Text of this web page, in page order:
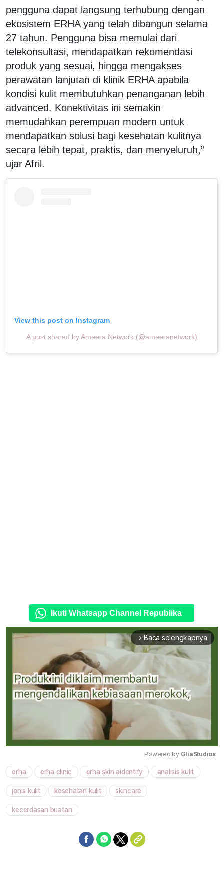
pengguna dapat langsung terhubung dengan
ekosistem ERHA yang telah dibangun selama
27 tahun. Pengguna bisa memulai dari
telekonsultasi, mendapatkan rekomendasi
produk yang sesuai, hingga mengakses
perawatan lanjutan di klinik ERHA apabila
kondisi kulit membutuhkan penanganan lebih
advanced. Konektivitas ini semakin
memudahkan perempuan modern untuk
mendapatkan solusi bagi kesehatan kulitnya
secara lebih tepat, praktis, dan menyeluruh,”
ujar Afril.
View this post on Instagram
A post shared by Ameera Network (@ameeranetwork)
Ikuti Whatsapp Channel Republika
arrow_forward_ios Baca selengkapnya
Mute
Powered by GliaStudios
erha erha clinic erha skin aidentify analisis kulit
jenis kulit kesehatan kulit skincare
kecerdasan buatan